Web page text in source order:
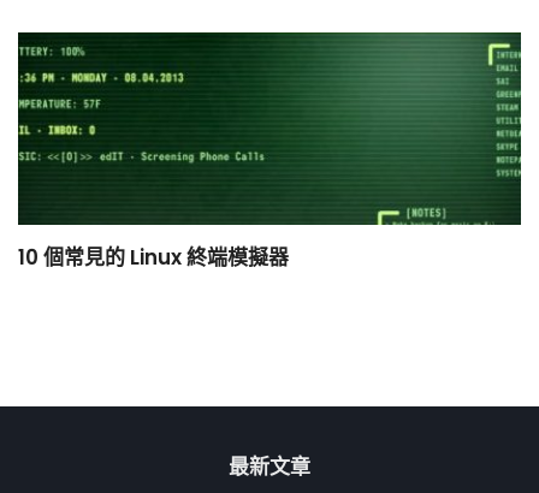
10 個常見的 Linux 終端模擬器
最新文章